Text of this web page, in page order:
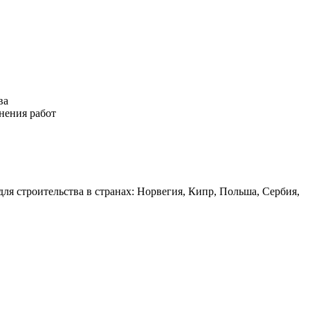
работ
строительства в странах: Норвегия, Кипр, Польша, Сербия,